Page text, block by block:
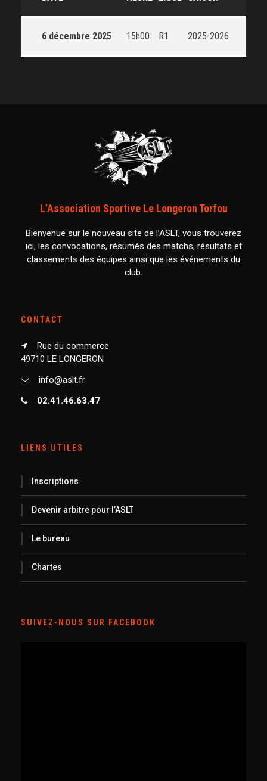
6 décembre 2025 15h00 R1 2025-2026
L’Association Sportive Le Longeron Torfou
Bienvenue sur le nouveau site de l’ASLT, vous trouverez
ici, les convocations, résumés des matchs, résultats et
classements des équipes ainsi que les événements du
club.
CONTACT
Rue du commerce
49710 LE LONGERON
info@aslt.fr
02.41.46.63.47
LIENS UTILES
Inscriptions
Devenir arbitre pour l’ASLT
Le bureau
Chartes
SUIVEZ-NOUS SUR FACEBOOK